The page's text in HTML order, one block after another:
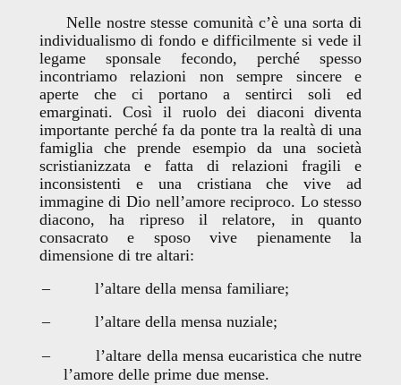
Nelle nostre stesse comunità c’è una sorta di
individualismo di fondo e difficilmente si vede il
legame sponsale fecondo, perché spesso
incontriamo relazioni non sempre sincere e
aperte che ci portano a sentirci soli ed
emarginati. Così il ruolo dei diaconi diventa
importante perché fa da ponte tra la realtà di una
famiglia che prende esempio da una società
scristianizzata e fatta di relazioni fragili e
inconsistenti e una cristiana che vive ad
immagine di Dio nell’amore reciproco. Lo stesso
diacono, ha ripreso il relatore, in quanto
consacrato e sposo vive pienamente la
dimensione di tre altari:
–
l’altare della mensa familiare;
–
l’altare della mensa nuziale;
–
l’altare della mensa eucaristica che nutre
l’amore delle prime due mense.